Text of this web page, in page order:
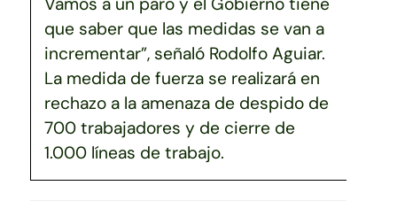
que saber que las medidas se van a
incrementar”, señaló Rodolfo Aguiar.
La medida de fuerza se realizará en
rechazo a la amenaza de despido de
700 trabajadores y de cierre de
1.000 líneas de trabajo.